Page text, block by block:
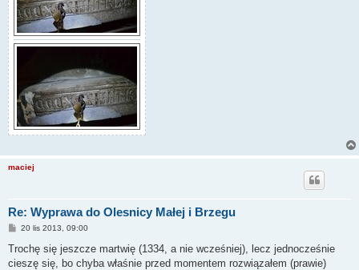
maciej
Re: Wyprawa do Olesnicy Małej i Brzegu
P
s
20 lis 2013, 09:00
Trochę się jeszcze martwię (1334, a nie wcześniej), lecz jednocześnie
cieszę się, bo chyba właśnie przed momentem rozwiązałem (prawie)